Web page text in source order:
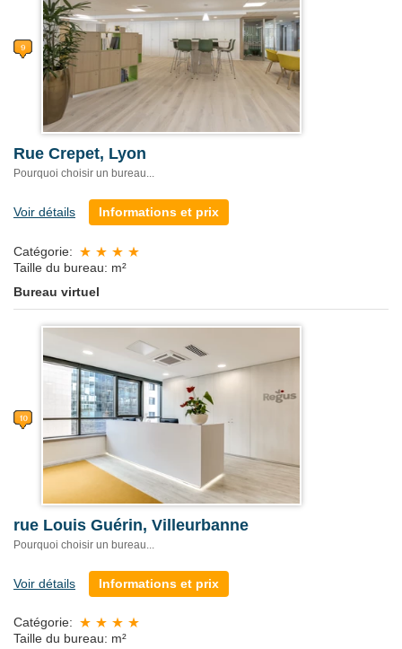
Rue Crepet, Lyon
Pourquoi choisir un bureau...
Voir détails Informations et prix
Catégorie:
Taille du bureau: m²
Bureau virtuel
rue Louis Guérin, Villeurbanne
Pourquoi choisir un bureau...
Voir détails Informations et prix
Catégorie:
Taille du bureau: m²